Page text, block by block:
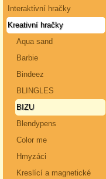
Interaktivní hračky
Kreativní hračky
Aqua sand
Barbie
Bindeez
BLINGLES
BIZU
Blendypens
Color me
Hmyzáci
Kreslící a magnetické